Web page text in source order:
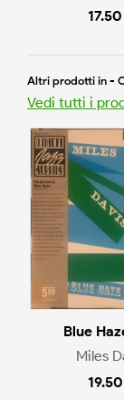
Altri prodotti in -
Vedi tutti i
Blue
Miles